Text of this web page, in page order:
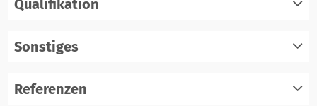
Qualifikation
Sonstiges
Referenzen